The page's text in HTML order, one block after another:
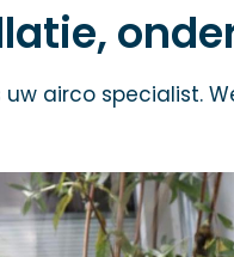
uw airco specialist.